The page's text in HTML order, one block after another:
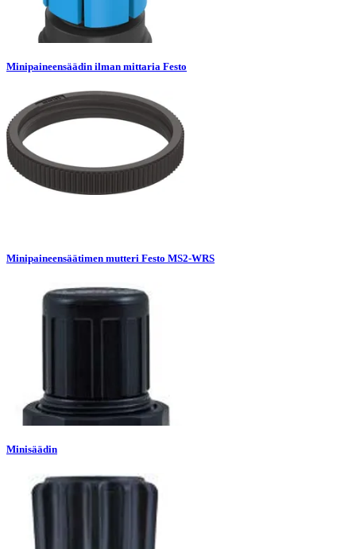
Minipaineensäädin ilman mittaria Festo
Minipaineensäätimen mutteri Festo MS2-WRS
Minisäädin